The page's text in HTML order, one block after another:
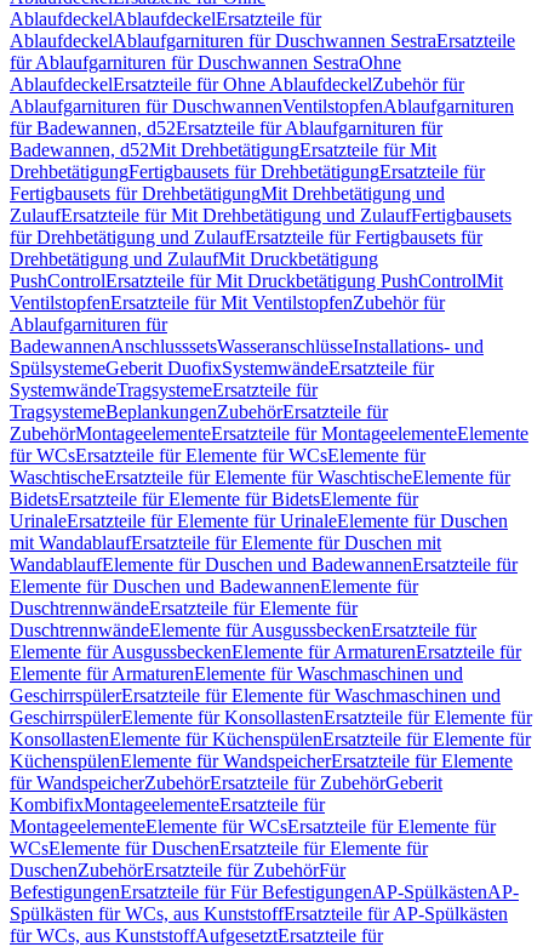
AblaufdeckelAblaufdeckelErsatzteile für
AblaufdeckelAblaufgarnituren für Duschwannen SestraErsatzteile
für Ablaufgarnituren für Duschwannen SestraOhne
AblaufdeckelErsatzteile für Ohne AblaufdeckelZubehör für
Ablaufgarnituren für DuschwannenVentilstopfenAblaufgarnituren
für Badewannen, d52Ersatzteile für Ablaufgarnituren für
Badewannen, d52Mit DrehbetätigungErsatzteile für Mit
DrehbetätigungFertigbausets für DrehbetätigungErsatzteile für
Fertigbausets für DrehbetätigungMit Drehbetätigung und
ZulaufErsatzteile für Mit Drehbetätigung und ZulaufFertigbausets
für Drehbetätigung und ZulaufErsatzteile für Fertigbausets für
Drehbetätigung und ZulaufMit Druckbetätigung
PushControlErsatzteile für Mit Druckbetätigung PushControlMit
VentilstopfenErsatzteile für Mit VentilstopfenZubehör für
Ablaufgarnituren für
BadewannenAnschlusssetsWasseranschlüsseInstallations- und
SpülsystemeGeberit DuofixSystemwändeErsatzteile für
SystemwändeTragsystemeErsatzteile für
TragsystemeBeplankungenZubehörErsatzteile für
ZubehörMontageelementeErsatzteile für MontageelementeElemente
für WCsErsatzteile für Elemente für WCsElemente für
WaschtischeErsatzteile für Elemente für WaschtischeElemente für
BidetsErsatzteile für Elemente für BidetsElemente für
UrinaleErsatzteile für Elemente für UrinaleElemente für Duschen
mit WandablaufErsatzteile für Elemente für Duschen mit
WandablaufElemente für Duschen und BadewannenErsatzteile für
Elemente für Duschen und BadewannenElemente für
DuschtrennwändeErsatzteile für Elemente für
DuschtrennwändeElemente für AusgussbeckenErsatzteile für
Elemente für AusgussbeckenElemente für ArmaturenErsatzteile für
Elemente für ArmaturenElemente für Waschmaschinen und
GeschirrspülerErsatzteile für Elemente für Waschmaschinen und
GeschirrspülerElemente für KonsollastenErsatzteile für Elemente für
KonsollastenElemente für KüchenspülenErsatzteile für Elemente für
KüchenspülenElemente für WandspeicherErsatzteile für Elemente
für WandspeicherZubehörErsatzteile für ZubehörGeberit
KombifixMontageelementeErsatzteile für
MontageelementeElemente für WCsErsatzteile für Elemente für
WCsElemente für DuschenErsatzteile für Elemente für
DuschenZubehörErsatzteile für ZubehörFür
BefestigungenErsatzteile für Für BefestigungenAP-SpülkästenAP-
Spülkästen für WCs, aus KunststoffErsatzteile für AP-Spülkästen
für WCs, aus KunststoffAufgesetztErsatzteile für